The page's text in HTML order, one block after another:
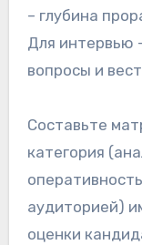
– глубина
Для интервью
вопросы и
Составьте
категория
аудиторией)
оценки